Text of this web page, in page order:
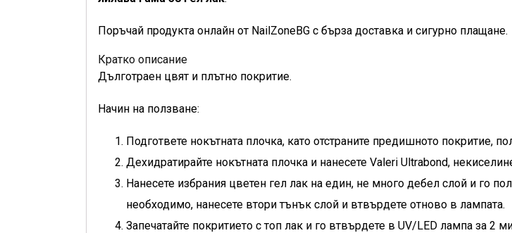
Поръчай продукта онлайн от NailZoneBG с бърза доставка и сигурно плащане.
Кратко описание
Дълготраен цвят и плътно покритие.
Начин на ползване:
Подгответе нокътната плочка, като отстраните предишното покритие,
Дехидратирайте нокътната плочка и нанесете Valeri Ultrabond,
Нанесете избрания цветен гел лак на един, не много дебел слой и го
необходимо, нанесете втори тънък слой и втвърдете отново в лампата.
Запечатайте покритието с топ лак и го втвърдете в UV/LED лампа за 2